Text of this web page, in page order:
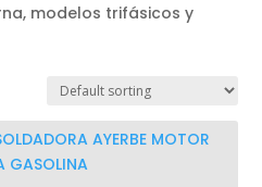
modelos trifásicos y